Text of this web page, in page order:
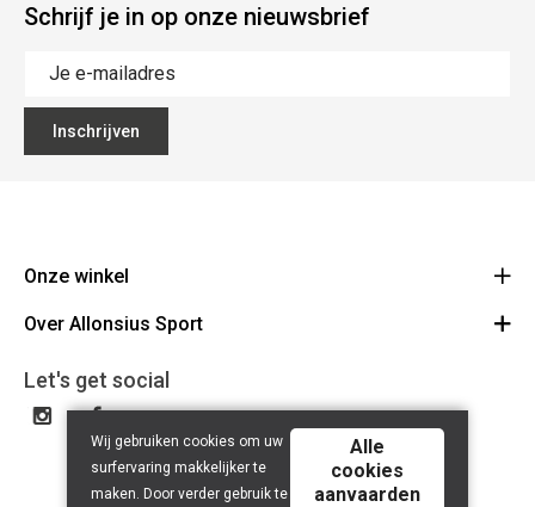
Schrijf je in op onze nieuwsbrief
Inschrijven
Onze winkel
Allonsius Sport
Route
Tel 02 356 46 46
BE0423.241.484
Over Allonsius Sport
Over ons
Onze merken
Cancel order
Let's get social
Wij gebruiken cookies om uw
surfervaring makkelijker te
maken. Door verder gebruik te
Alle
cookies
aanvaarden